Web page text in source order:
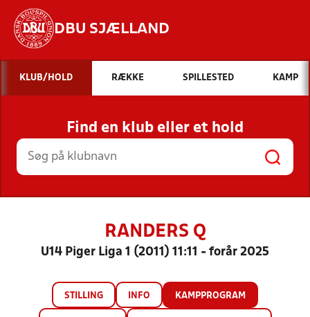
DBU SJÆLLAND
Hvad vil du søge efter?
INDHOLD OG NYHEDER
STILLINGER, RESULTATER, KLUBBER OG
HOLD
KLUB/HOLD RÆKKE SPILLESTED KAMP
Find en klub eller et hold
RANDERS Q
U14 Piger Liga 1 (2011) 11:11 - forår 2025
STILLING INFO KAMPPROGRAM